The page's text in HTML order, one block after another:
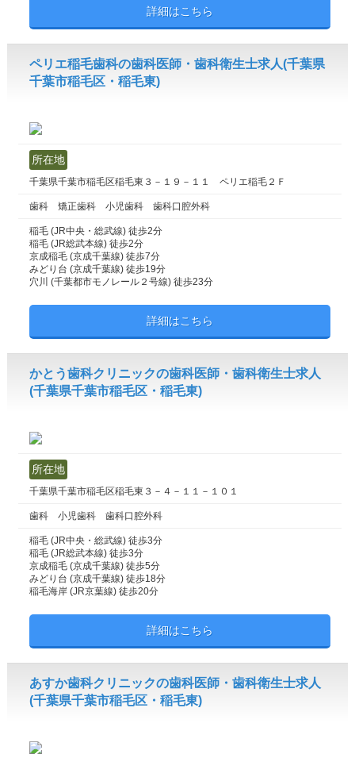
詳細はこちら
ペリエ稲毛歯科の歯科医師・歯科衛生士求人(千葉県
千葉市稲毛区・稲毛東)
所在地
千葉県千葉市稲毛区稲毛東３－１９－１１ ペリエ稲毛２Ｆ
歯科 矯正歯科 小児歯科 歯科口腔外科
稲毛 (JR中央・総武線) 徒歩2分
稲毛 (JR総武本線) 徒歩2分
京成稲毛 (京成千葉線) 徒歩7分
みどり台 (京成千葉線) 徒歩19分
穴川 (千葉都市モノレール２号線) 徒歩23分
詳細はこちら
かとう歯科クリニックの歯科医師・歯科衛生士求人
(千葉県千葉市稲毛区・稲毛東)
所在地
千葉県千葉市稲毛区稲毛東３－４－１１－１０１
歯科 小児歯科 歯科口腔外科
稲毛 (JR中央・総武線) 徒歩3分
稲毛 (JR総武本線) 徒歩3分
京成稲毛 (京成千葉線) 徒歩5分
みどり台 (京成千葉線) 徒歩18分
稲毛海岸 (JR京葉線) 徒歩20分
詳細はこちら
あすか歯科クリニックの歯科医師・歯科衛生士求人
(千葉県千葉市稲毛区・稲毛東)